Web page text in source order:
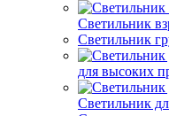
Светильник
Светильник
для высоких
Светильник